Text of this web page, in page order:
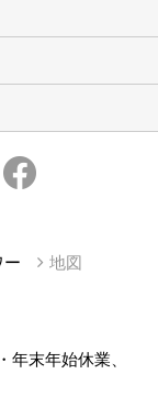
ー
地図
年末年始休業、